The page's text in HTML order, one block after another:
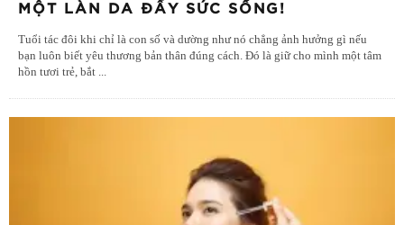
MỘT LÀN DA ĐẦY SỨC SỐNG!
Tuổi tác đôi khi chỉ là con số và dường như nó chẳng ảnh hưởng gì nếu
bạn luôn biết yêu thương bản thân đúng cách. Đó là giữ cho mình một tâm
hồn tươi trẻ, bắt